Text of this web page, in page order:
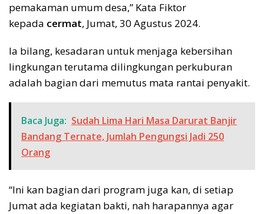
pemakaman umum desa,” Kata Fiktor
kepada cermat, Jumat, 30 Agustus 2024.
Ia bilang, kesadaran untuk menjaga kebersihan
lingkungan terutama dilingkungan perkuburan
adalah bagian dari memutus mata rantai penyakit.
Baca Juga: Sudah Lima Hari Masa Darurat Banjir
Bandang Ternate, Jumlah Pengungsi Jadi 250
Orang
“Ini kan bagian dari program juga kan, di setiap
Jumat ada kegiatan bakti, nah harapannya agar